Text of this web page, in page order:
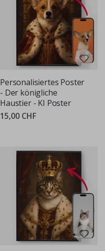
Personalisiertes Poster
- Der königliche
Haustier - KI Poster
15,00 CHF